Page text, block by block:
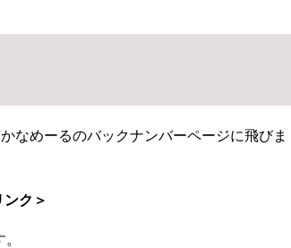
なめーるのバックナンバーページに飛びま
ンク＞